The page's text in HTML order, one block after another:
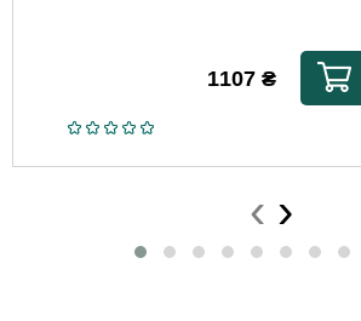
1107 ₴
‹ ›